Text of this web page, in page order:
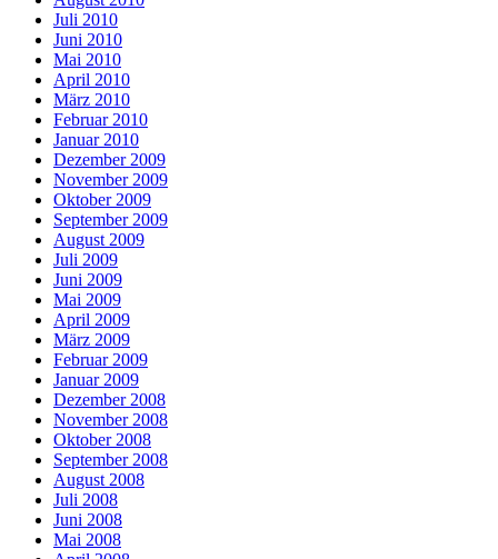
Juli 2010
Juni 2010
Mai 2010
April 2010
März 2010
Februar 2010
Januar 2010
Dezember 2009
November 2009
Oktober 2009
September 2009
August 2009
Juli 2009
Juni 2009
Mai 2009
April 2009
März 2009
Februar 2009
Januar 2009
Dezember 2008
November 2008
Oktober 2008
September 2008
August 2008
Juli 2008
Juni 2008
Mai 2008